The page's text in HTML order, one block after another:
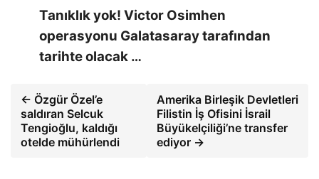
Tanıklık yok! Victor Osimhen
operasyonu Galatasaray tarafından
tarihte olacak …
← Özgür Özel’e
saldıran Selcuk
Tengioğlu, kaldığı
otelde mühürlendi
Amerika Birleşik Devletleri
Filistin İş Ofisini İsrail
Büyükelçiliği’ne transfer
ediyor →